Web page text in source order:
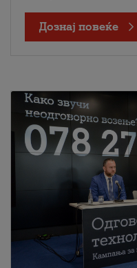
Дознај повеќе